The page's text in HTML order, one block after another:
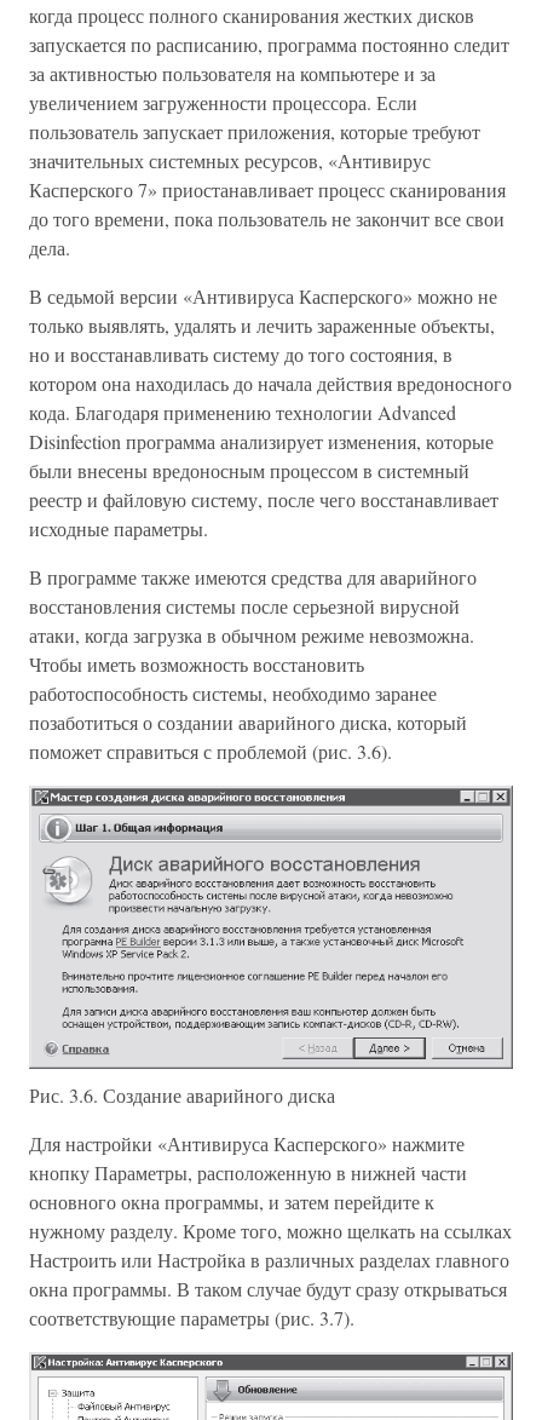
когда процесс полного сканирования жестких дисков
запускается по расписанию, программа постоянно следит
за активностью пользователя на компьютере и за
увеличением загруженности процессора. Если
пользователь запускает приложения, которые требуют
значительных системных ресурсов, «Антивирус
Касперского 7» приостанавливает процесс сканирования
до того времени, пока пользователь не закончит все свои
дела.
В седьмой версии «Антивируса Касперского» можно не
только выявлять, удалять и лечить зараженные объекты,
но и восстанавливать систему до того состояния, в
котором она находилась до начала действия вредоносного
кода. Благодаря применению технологии Advanced
Disinfection программа анализирует изменения, которые
были внесены вредоносным процессом в системный
реестр и файловую систему, после чего восстанавливает
исходные параметры.
В программе также имеются средства для аварийного
восстановления системы после серьезной вирусной
атаки, когда загрузка в обычном режиме невозможна.
Чтобы иметь возможность восстановить
работоспособность системы, необходимо заранее
позаботиться о создании аварийного диска, который
поможет справиться с проблемой (рис. 3.6).
Рис. 3.6. Создание аварийного диска
Для настройки «Антивируса Касперского» нажмите
кнопку Параметры, расположенную в нижней части
основного окна программы, и затем перейдите к
нужному разделу. Кроме того, можно щелкать на ссылках
Настроить или Настройка в различных разделах главного
окна программы. В таком случае будут сразу открываться
соответствующие параметры (рис. 3.7).